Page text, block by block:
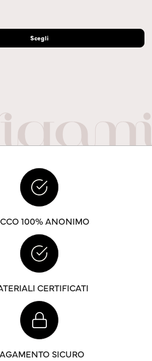
Scegli
100% ANONIMO
CERTIFICATI
SICURO